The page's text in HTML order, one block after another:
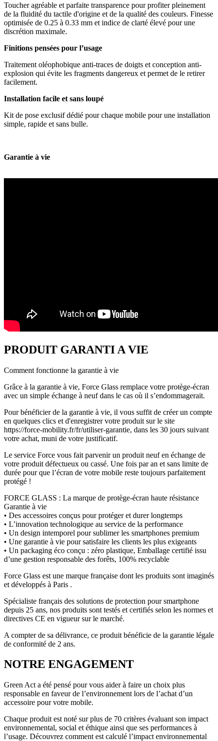
Toucher agréable et parfaite transparence pour profiter pleinement
de la fluidité du tactile d'origine et de la qualité des couleurs. Finesse
optimisée de 0.25 à 0.33 mm et indice de clarté élevé pour une
discrétion maximale.
Finitions pensées pour l’usage
Traitement oléophobique anti-traces de doigts et conception anti-
explosion qui évite les fragments dangereux et permet de le retirer
facilement.
Installation facile et sans loupé
Kit de pose exclusif dédié pour chaque mobile pour une installation
simple, rapide et sans bulle.
Garantie à vie
PRODUIT GARANTI A VIE
Comment fonctionne la garantie à vie
Grâce à la garantie à vie, Force Glass remplace votre protège-écran
avec un simple échange à neuf dans le cas où il s’endommagerait.
Pour bénéficier de la garantie à vie, il vous suffit de créer un compte
en quelques clics et d'enregistrer votre produit sur le site
https://force-mobility.fr/fr/utiliser-garantie, dans les 30 jours suivant
votre achat, muni de votre justificatif.
Le service Force vous fait parvenir un produit neuf en échange de
votre produit défectueux ou cassé. Une fois par an et sans limite de
durée pour que l’écran de votre mobile reste toujours parfaitement
protégé !
FORCE GLASS : La marque de protège-écran haute résistance
Garantie à vie
• Des accessoires conçus pour protéger et durer longtemps
• L’innovation technologique au service de la performance
• Un design intemporel pour sublimer les smartphones premium
• Une garantie à vie pour satisfaire les clients les plus exigeants
• Un packaging éco conçu : zéro plastique, Emballage certifié issu
d’une gestion responsable des forêts, 100% recyclable
Force Glass est une marque française dont les produits sont imaginés
et développés à Paris .
Spécialiste français des solutions de protection pour smartphone
depuis 25 ans, nos produits sont testés et certifiés selon les normes et
directives CE en vigueur sur le marché.
A compter de sa délivrance, ce produit bénéficie de la garantie légale
de conformité de 2 ans.
NOTRE ENGAGEMENT
Green Act a été pensé pour vous aider à faire un choix plus
responsable en faveur de l’environnement lors de l’achat d’un
accessoire pour votre mobile.
Chaque produit est noté sur plus de 70 critères évaluant son impact
environnemental, social et éthique ainsi que ses performances à
l’usage. Découvrez comment est calculé l’impact environnemental